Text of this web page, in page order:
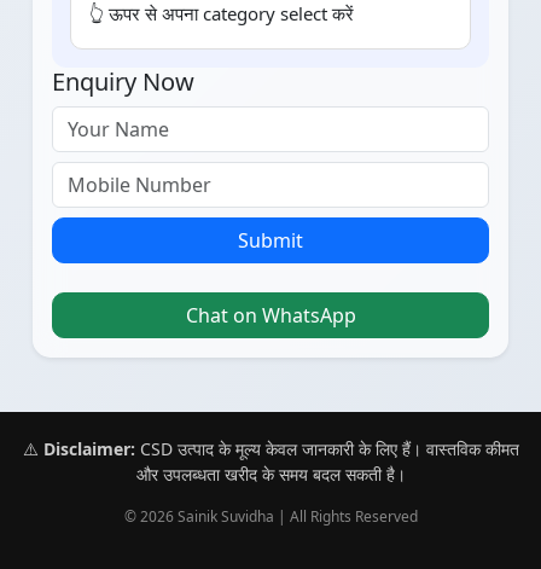
👆 ऊपर से अपना category select करें
Enquiry Now
Submit
Chat on WhatsApp
⚠️ Disclaimer: CSD उत्पाद के मूल्य केवल जानकारी के लिए हैं। वास्तविक कीमत
और उपलब्धता खरीद के समय बदल सकती है।
© 2026 Sainik Suvidha | All Rights Reserved